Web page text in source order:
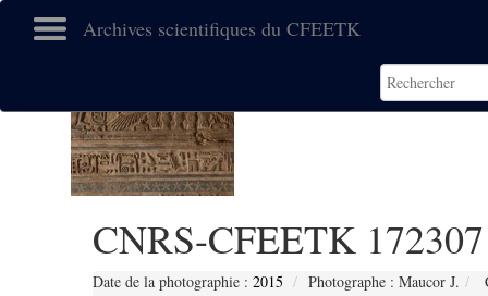
Archives scientifiques du CFEETK
CNRS-CFEETK 172307
Date de la photographie : 2015 Photographe : Maucor J.